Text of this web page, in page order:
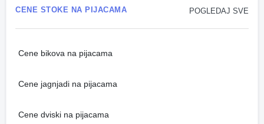
POGLEDAJ SVE
CENE STOKE NA PIJACAMA
Cene bikova na pijacama
Cene jagnjadi na pijacama
Cene dviski na pijacama